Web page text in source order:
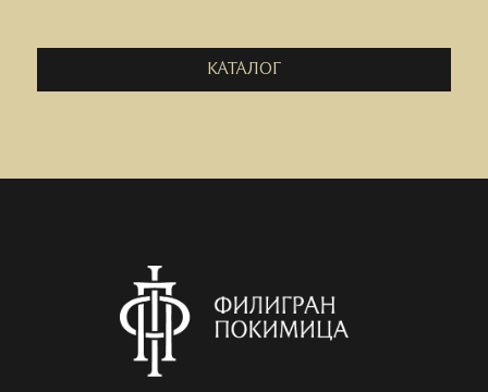
КАТАЛОГ